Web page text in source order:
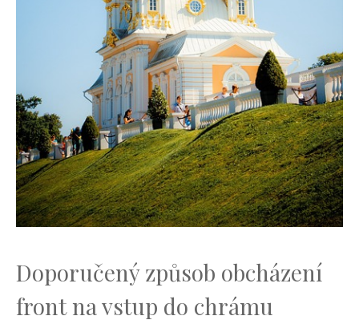
Doporučený⁣ způsob ⁣obcházení
front na vstup do chrámu